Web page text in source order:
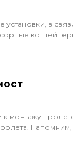
в
к монтажу